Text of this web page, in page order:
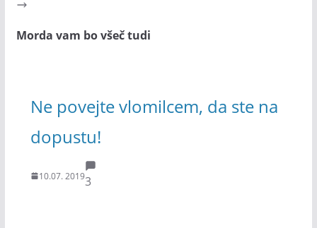
Morda vam bo všeč tudi
Ne povejte vlomilcem, da ste na
dopustu!
10.07. 20193